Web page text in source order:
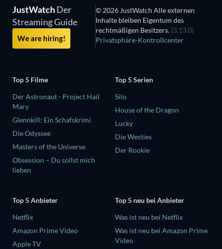
JustWatchDer
Streaming Guide
We are hiring!
© 2026 JustWatch Alle externen
Inhalte bleiben Eigentum des
rechtmäßigen Besitzers. (3.13.0)
Privatsphäre-Kontrollcenter
Top 5 Filme
Der Astronaut - Project Hail
Mary
Glennkill: Ein Schafskrimi
Die Odyssee
Masters of the Universe
Obsession – Du sollst mich
lieben
Top 5 Serien
Silo
House of the Dragon
Lucky
Die Westies
Der Rookie
Top 5 Anbieter
Netflix
Amazon Prime Video
Apple TV
Top 5 neu bei Anbieter
Was ist neu bei Netflix
Was ist neu bei Amazon Prime
Video